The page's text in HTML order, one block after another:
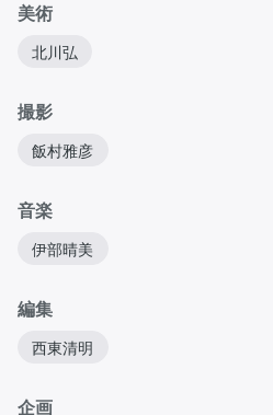
美術
北川弘
撮影
飯村雅彦
音楽
伊部晴美
編集
西東清明
企画